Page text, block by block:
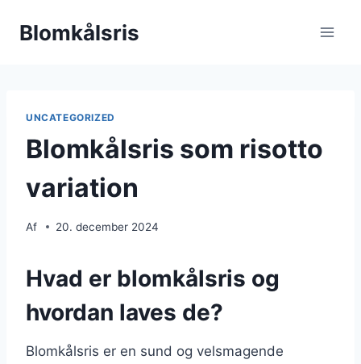
Blomkålsris
UNCATEGORIZED
Blomkålsris som risotto
variation
Af 20. december 2024
Hvad er blomkålsris og
hvordan laves de?
Blomkålsris er en sund og velsmagende